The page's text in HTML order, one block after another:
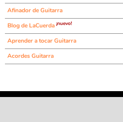
Afinador de Guitarra
Blog de LaCuerda ¡nuevo!
Aprender a tocar Guitarra
Acordes Guitarra